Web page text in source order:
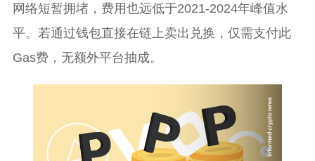
网络短暂拥堵，费用也远低于2021-2024年峰值水
平。若通过钱包直接在链上卖出兑换，仅需支付此
Gas费，无额外平台抽成。